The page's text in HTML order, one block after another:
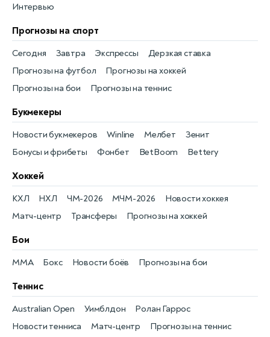
Интервью
Прогнозы на спорт
Прогнозы на футбол
Сегодня
Прогнозы на хоккей
Завтра
Прогнозы на бои
Экспрессы
Прогнозы на теннис
Дерзкая ставка
Букмекеры
Бонусы и фрибеты
Новости букмекеров
Фонбет
Winline
BetBoom
Мелбет
Bettery
Зенит
Хоккей
Новости хоккея
КХЛ
Матч-центр
НХЛ
Трансферы
ЧМ-2026
Прогнозы на хоккей
МЧМ-2026
Бои
Новости боёв
MMA Прогнозы на бои
Бокс
Теннис
Новости тенниса
Australian Open
Матч-центр
Уимблдон
Прогнозы на теннис
Ролан Гаррос